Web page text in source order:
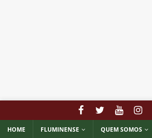
HOME FLUMINENSE QUEM SOMOS